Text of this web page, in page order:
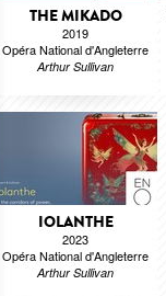
THE MIKADO
2019
Opéra National d'Angleterre
Arthur Sullivan
IOLANTHE
2023
Opéra National d'Angleterre
Arthur Sullivan